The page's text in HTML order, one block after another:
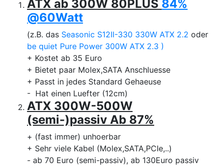
ATX ab 300W 80PLUS 84%
@60Watt
(z.B. das Seasonic S12II-330 330W ATX 2.2 oder
be quiet Pure Power 300W ATX 2.3 )
+ Kostet ab 35 Euro
+ Bietet paar Molex,SATA Anschluesse
+ Passt in jedes Standard Gehaeuse
- Hat einen Luefter (12cm)
ATX 300W-500W
(semi-)passiv Ab 87%
+ (fast immer) unhoerbar
+ Sehr viele Kabel (Molex,SATA,PCIe,..)
- ab 70 Euro (semi-passiv), ab 130Euro passiv